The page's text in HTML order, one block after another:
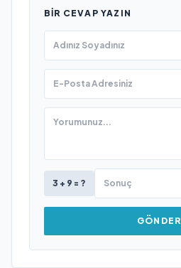
BIR CEVAP YAZIN
3 + 9 = ?
GÖNDER